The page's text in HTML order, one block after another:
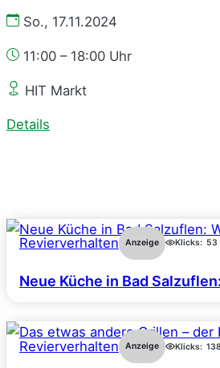
So., 17.11.2024
11:00 – 18:00 Uhr
HIT Markt
Details
Revierverhalten Anzeige Klicks: 53
Neue Küche in Bad
Revierverhalten Anzeige Klicks: